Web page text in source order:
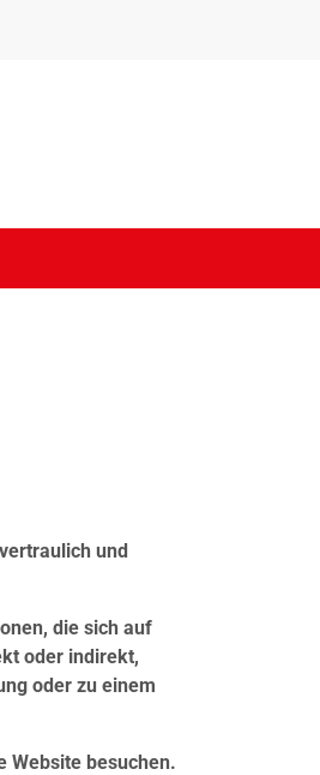
und
die sich auf
oder indirekt,
oder zu einem
Website besuchen.